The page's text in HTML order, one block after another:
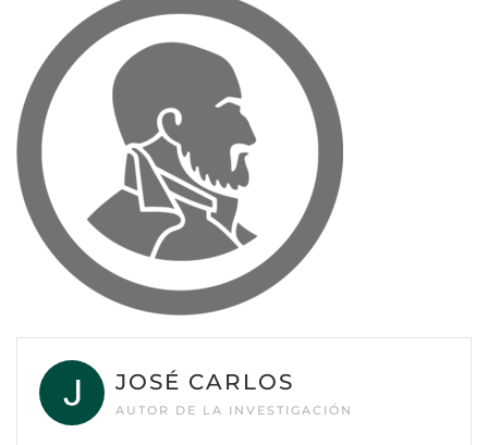
JOSÉ CARLOS
AUTOR DE LA INVESTIGACIÓN